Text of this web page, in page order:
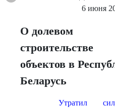
6 июня
О долевом
строительстве
объектов в
Беларусь
Утратил